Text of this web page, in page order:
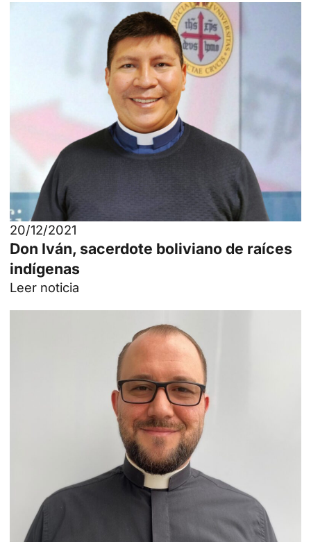
20/12/2021
Don Iván, sacerdote boliviano de raíces
indígenas
Leer noticia